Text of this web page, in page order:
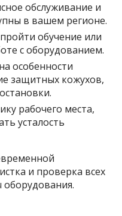
обслуживание и
в вашем регионе.
обучение или
с оборудованием.
особенности
защитных кожухов,
рабочего места,
усталость
и проверка всех
оборудования.